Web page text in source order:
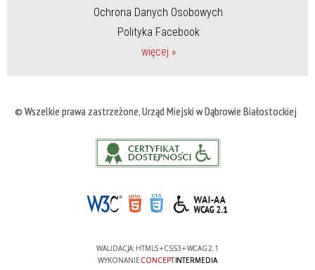
Ochrona Danych Osobowych
Polityka Facebook
więcej »
© Wszelkie prawa zastrzeżone, Urząd Miejski w Dąbrowie Białostockiej
WALIDACJA: HTML5+CSS3+WCAG 2.1
WYKONANIE CONCEPTINTERMEDIA